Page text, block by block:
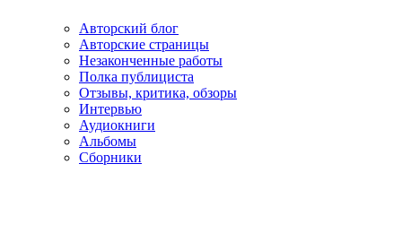
Авторский блог
Авторские страницы
Незаконченные работы
Полка публициста
Отзывы, критика, обзоры
Интервью
Аудиокниги
Альбомы
Сборники